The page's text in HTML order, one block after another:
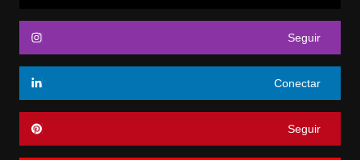
Seguir
Conectar
Seguir